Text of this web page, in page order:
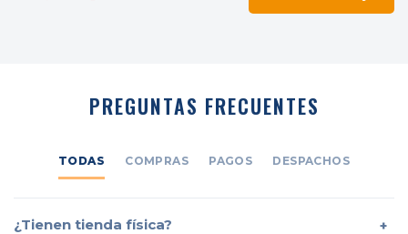
PREGUNTAS FRECUENTES
TODAS COMPRAS PAGOS DESPACHOS
¿Tienen tienda física?